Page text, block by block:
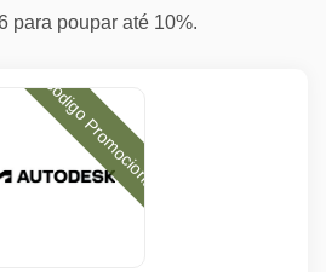
para poupar até 10%.
Código Promocional